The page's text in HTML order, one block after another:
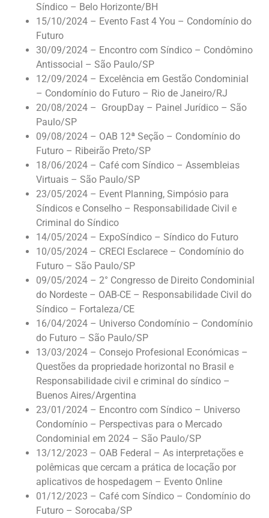
Síndico – Belo Horizonte/BH
15/10/2024 – Evento Fast 4 You – Condomínio do
Futuro
30/09/2024 – Encontro com Síndico – Condômino
Antissocial – São Paulo/SP
12/09/2024 – Excelência em Gestão Condominial
– Condomínio do Futuro – Rio de Janeiro/RJ
20/08/2024 – GroupDay – Painel Jurídico – São
Paulo/SP
09/08/2024 – OAB 12ª Seção – Condomínio do
Futuro – Ribeirão Preto/SP
18/06/2024 – Café com Síndico – Assembleias
Virtuais – São Paulo/SP
23/05/2024 – Event Planning, Simpósio para
Síndicos e Conselho – Responsabilidade Civil e
Criminal do Síndico
14/05/2024 – ExpoSíndico – Síndico do Futuro
10/05/2024 – CRECI Esclarece – Condomínio do
Futuro – São Paulo/SP
09/05/2024 – 2° Congresso de Direito Condominial
do Nordeste – OAB-CE – Responsabilidade Civil do
Síndico – Fortaleza/CE
16/04/2024 – Universo Condomínio – Condomínio
do Futuro – São Paulo/SP
13/03/2024 – Consejo Profesional Económicas –
Questões da propriedade horizontal no Brasil e
Responsabilidade civil e criminal do síndico –
Buenos Aires/Argentina
23/01/2024 – Encontro com Síndico – Universo
Condomínio – Perspectivas para o Mercado
Condominial em 2024 – São Paulo/SP
13/12/2023 – OAB Federal – As interpretações e
polêmicas que cercam a prática de locação por
aplicativos de hospedagem – Evento Online
01/12/2023 – Café com Síndico – Condomínio do
Futuro – Sorocaba/SP